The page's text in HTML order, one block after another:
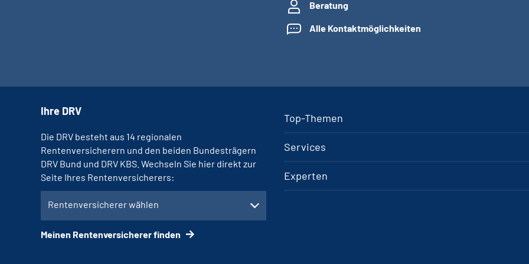
Beratung
Alle Kontaktmöglichkeiten
Top-Themen
Services
Experten
Ihre DRV
Die DRV besteht aus 14 regionalen
Rentenversicherern und den beiden Bundesträgern
DRV Bund und DRV KBS. Wechseln Sie hier direkt zur
Seite Ihres Rentenversicherers:
Rentenversicherer wählen
Meinen Rentenversicherer finden